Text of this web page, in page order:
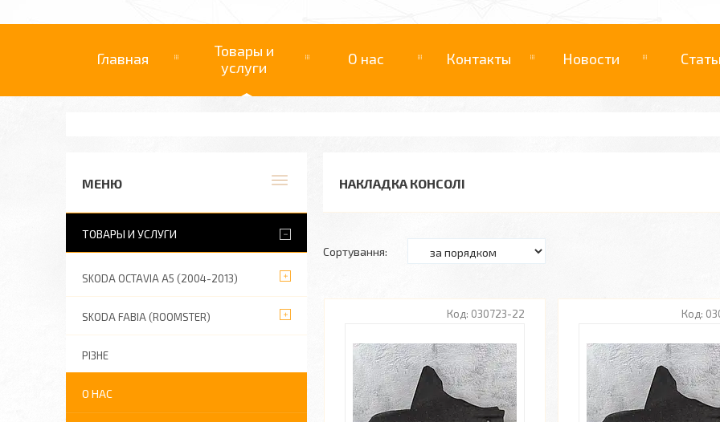
Главная
Товары и
услуги
О нас Контакты Новости
НАКЛАДКА КОНСОЛІ
030723-22
ТОВАРЫ И УСЛУГИ
SKODA OCTAVIA A5 (2004-2013)
SKODA FABIA (ROOMSTER)
РІЗНЕ
О НАС